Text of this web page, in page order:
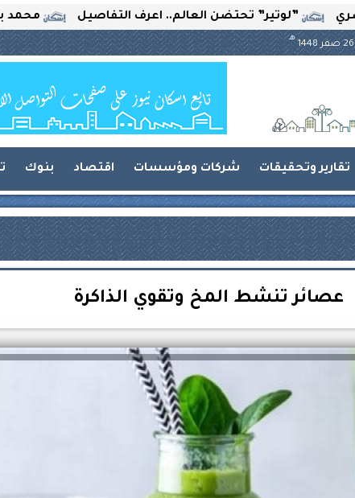
محمد بكر: ”لوتير” تحتضن العالم.. اعرف التفاصيل
26 صفر 1448
هـ
تقارير وتحقيقات شركات ومؤسسات اقتصاد بنوك
عصائر تنشط المخ وتقوي الذاكرة